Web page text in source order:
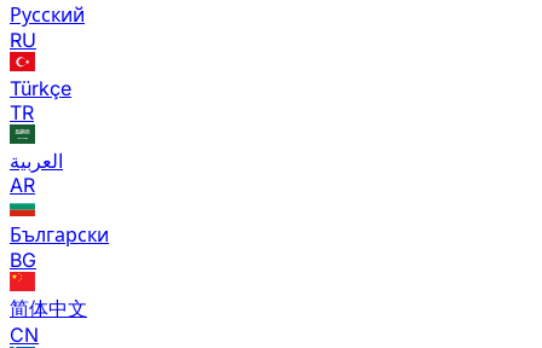
Русский
RU
Türkçe
TR
العربية
AR
Български
BG
简体中文
CN